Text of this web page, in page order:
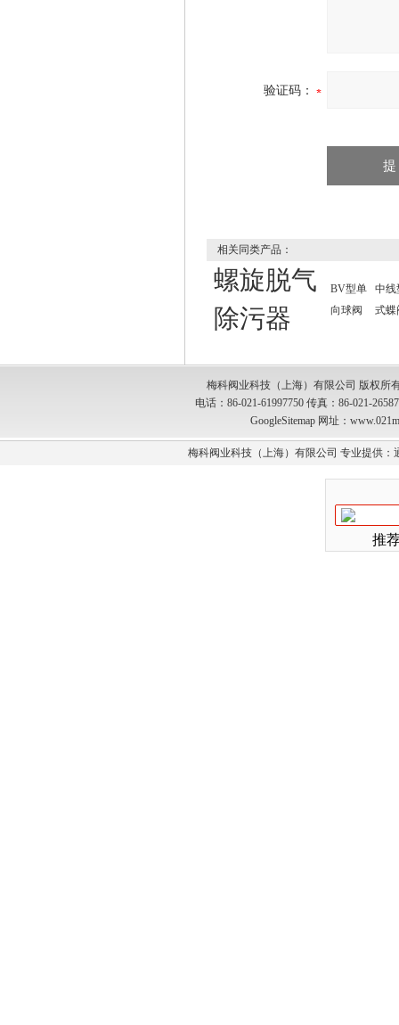
验证码：
相关同类产品：
螺旋脱气
除污器
BV型单
向球阀
中线
式蝶
梅科阀业科技（上海）有限公司 版权所
电话：86-021-61997750 传真：86-021-
GoogleSitemap 网址：
梅科阀业科技（上海）有限公司 专业提供
推